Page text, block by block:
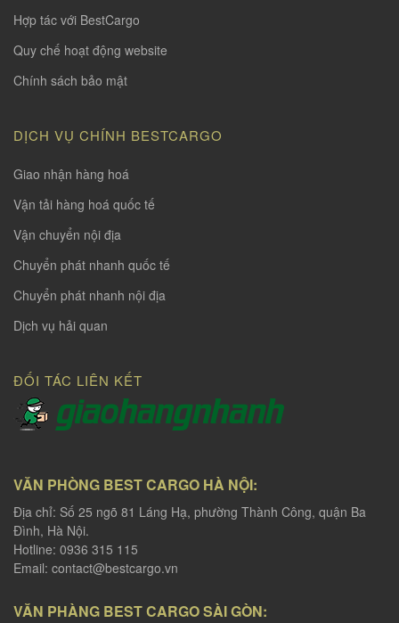
Hợp tác với BestCargo
Quy chế hoạt động website
Chính sách bảo mật
DỊCH VỤ CHÍNH BESTCARGO
Giao nhận hàng hoá
Vận tải hàng hoá quốc tế
Vận chuyển nội địa
Chuyển phát nhanh quốc tế
Chuyển phát nhanh nội địa
Dịch vụ hải quan
ĐỐI TÁC LIÊN KẾT
VĂN PHÒNG BEST CARGO HÀ NỘI:
Địa chỉ: Số 25 ngõ 81 Láng Hạ, phường Thành Công, quận Ba
Đình, Hà Nội.
Hotline: 0936 315 115
Email: contact@bestcargo.vn
VĂN PHÀNG BEST CARGO SÀI GÒN: